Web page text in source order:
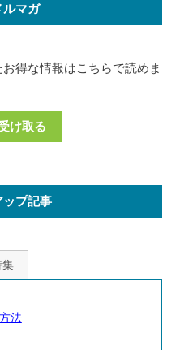
ルマガ
得な情報はこちらで読めま
け取る
ップ記事
集
法